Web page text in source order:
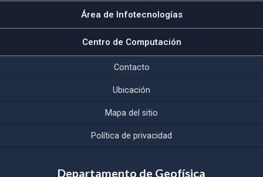
Área de Infotecnologías
Centro de Computación
Contacto
Ubicación
Mapa del sitio
Política de privacidad
Departamento de Geofísica